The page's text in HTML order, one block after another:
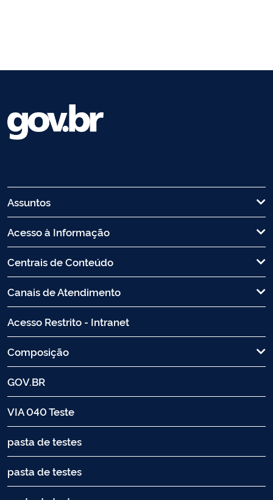
Assuntos
Acesso à Informação
Centrais de Conteúdo
Canais de Atendimento
Acesso Restrito - Intranet
Composição
GOV.BR
VIA 040 Teste
pasta de testes
pasta de testes